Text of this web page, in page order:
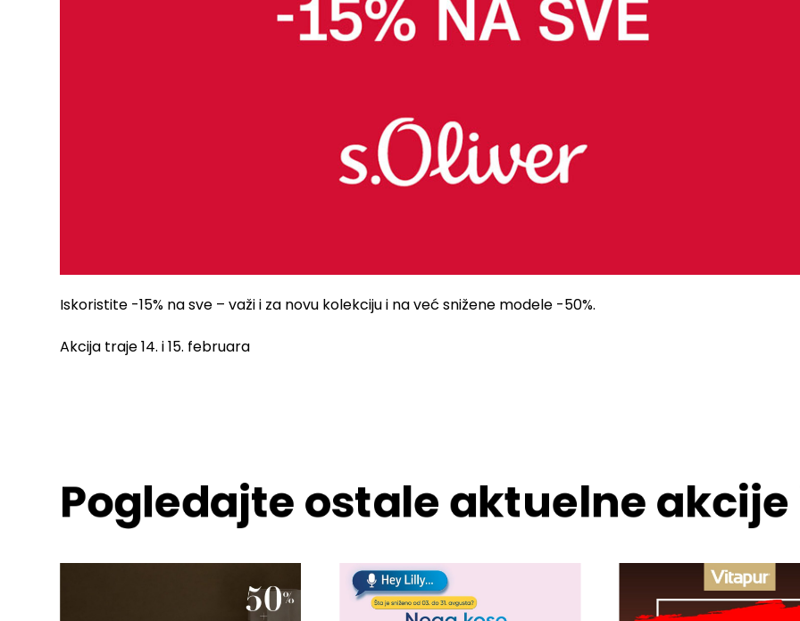
Iskoristite -15% na sve – važi i za novu kolekciju i na već snižene modele -50%.
Akcija traje 14. i 15. februara
Pogledajte ostale aktuelne